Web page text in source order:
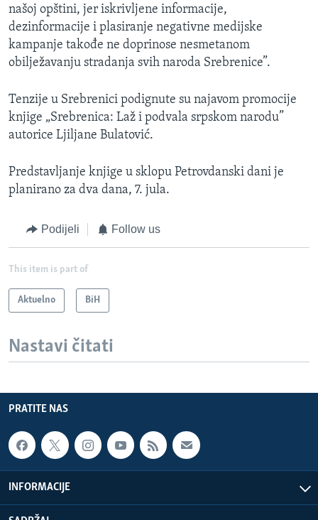
našoj opštini, jer iskrivljene informacije,
dezinformacije i plasiranje negativne medijske
kampanje takođe ne doprinose nesmetanom
obilježavanju stradanja svih naroda Srebrenice”.
Tenzije u Srebrenici podignute su najavom promocije
knjige „Srebrenica: Laž i podvala srpskom narodu”
autorice Ljiljane Bulatović.
Predstavljanje knjige u sklopu Petrovdanski dani je
planirano za dva dana, 7. jula.
Podijeli Follow us
This item is part of
Aktuelno BiH
Nastavi čitati
PRATITE NAS
INFORMACIJE